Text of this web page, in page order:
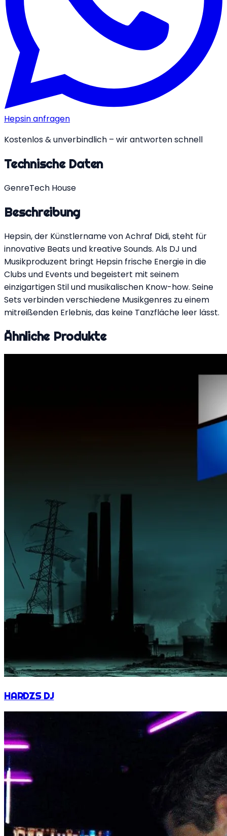
Hepsin anfragen
Kostenlos & unverbindlich – wir antworten schnell
Technische Daten
GenreTech House
Beschreibung
Hepsin, der Künstlername von Achraf Didi, steht für
innovative Beats und kreative Sounds. Als DJ und
Musikproduzent bringt Hepsin frische Energie in die
Clubs und Events und begeistert mit seinem
einzigartigen Stil und musikalischen Know-how. Seine
Sets verbinden verschiedene Musikgenres zu einem
mitreißenden Erlebnis, das keine Tanzfläche leer lässt.
Ähnliche Produkte
HARDZS DJ